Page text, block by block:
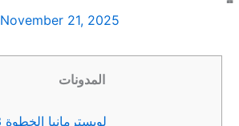
November 21, 2025
المدونات
لوبسترمانيا الخطوة 3